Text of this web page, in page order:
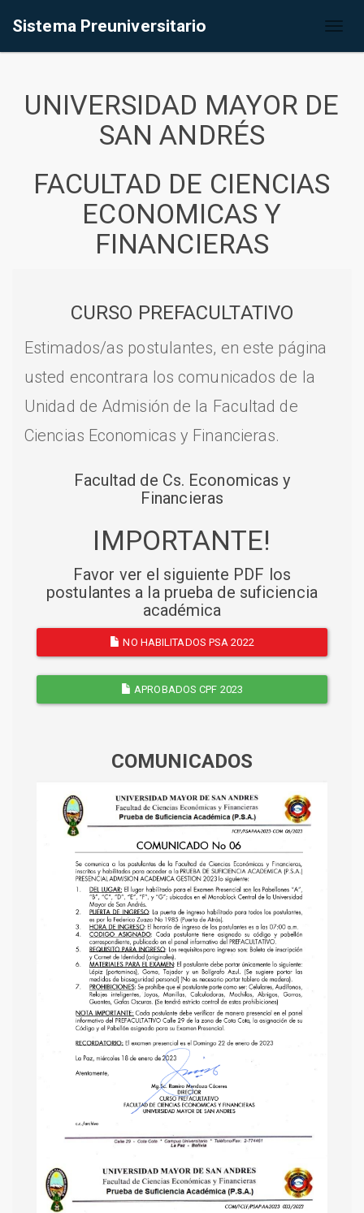
Sistema Preuniversitario
UNIVERSIDAD MAYOR DE
SAN ANDRÉS
FACULTAD DE CIENCIAS
ECONOMICAS Y
FINANCIERAS
CURSO PREFACULTATIVO
Estimados/as postulantes, en este página
usted encontrara los comunicados de la
Unidad de Admisión de la Facultad de
Ciencias Economicas y Financieras.
Facultad de Cs. Economicas y
Financieras
IMPORTANTE!
Favor ver el siguiente PDF los
postulantes a la prueba de suficiencia
académica
NO HABILITADOS PSA 2022
APROBADOS CPF 2023
COMUNICADOS